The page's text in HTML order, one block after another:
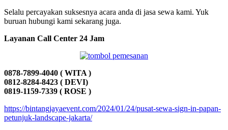
Selalu percayakan suksesnya acara anda di jasa sewa kami. Yuk
buruan hubungi kami sekarang juga.
Layanan Call Center 24 Jam
0878-7899-4040 ( WITA )
0812-8284-8423 ( DEVI)
0819-1159-7339 ( ROSE )
https://bintangjayaevent.com/2024/01/24/pusat-sewa-sign-in-papan-
petunjuk-landscape-jakarta/